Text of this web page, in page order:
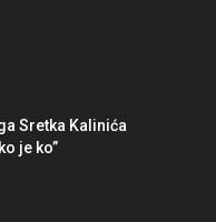
Sretka Kalinića
je ko”